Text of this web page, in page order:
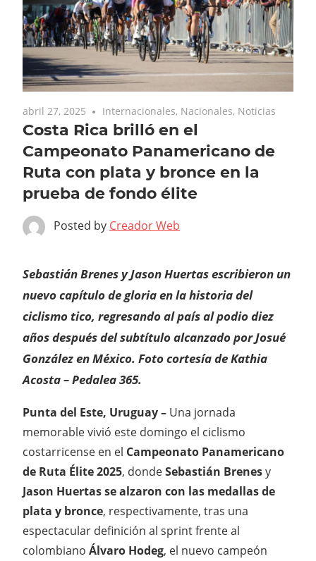
abril 27, 2025 Internacionales, Nacionales, Noticias
Costa Rica brilló en el
Campeonato Panamericano de
Ruta con plata y bronce en la
prueba de fondo élite
Posted by Creador Web
Sebastián Brenes y Jason Huertas escribieron un
nuevo capítulo de gloria en la historia del
ciclismo tico, regresando al país al podio diez
años después del subtítulo alcanzado por Josué
González en México. Foto cortesía de Kathia
Acosta – Pedalea 365.
Punta del Este, Uruguay – Una jornada
memorable vivió este domingo el ciclismo
costarricense en el Campeonato Panamericano
de Ruta Élite 2025, dondeSebastián Brenesy
Jason Huertas se alzaron con las medallas de
plata y bronce, respectivamente, tras una
espectacular definición al sprint frente al
colombiano Álvaro Hodeg, el nuevo campeón